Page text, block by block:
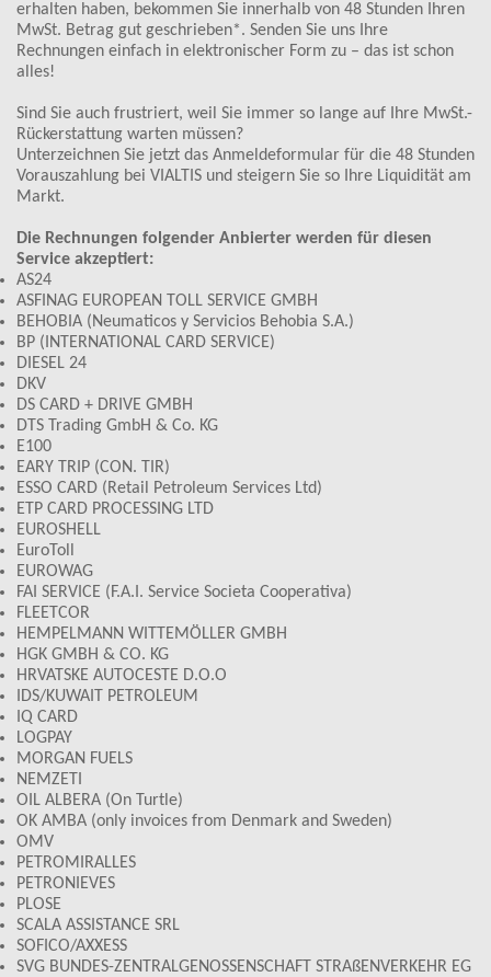
erhalten haben, bekommen Sie innerhalb von 48 Stunden Ihren
MwSt. Betrag gut geschrieben*. Senden Sie uns Ihre
Rechnungen einfach in elektronischer Form zu – das ist schon
alles!
Sind Sie auch frustriert, weil Sie immer so lange auf Ihre MwSt.-
Rückerstattung warten müssen?
Unterzeichnen Sie jetzt das Anmeldeformular für die 48 Stunden
Vorauszahlung bei VIALTIS und steigern Sie so Ihre Liquidität am
Markt.
Die Rechnungen folgender Anbierter werden für diesen
Service akzeptiert:
AS24
ASFINAG EUROPEAN TOLL SERVICE GMBH
BEHOBIA (Neumaticos y Servicios Behobia S.A.)
BP (INTERNATIONAL CARD SERVICE)
DIESEL 24
DKV
DS CARD + DRIVE GMBH
DTS Trading GmbH & Co. KG
E100
EARY TRIP (CON. TIR)
ESSO CARD (Retail Petroleum Services Ltd)
ETP CARD PROCESSING LTD
EUROSHELL
EuroToll
EUROWAG
FAI SERVICE (F.A.I. Service Societa Cooperativa)
FLEETCOR
HEMPELMANN WITTEMÖLLER GMBH
HGK GMBH & CO. KG
HRVATSKE AUTOCESTE D.O.O
IDS/KUWAIT PETROLEUM
IQ CARD
LOGPAY
MORGAN FUELS
NEMZETI
OIL ALBERA (On Turtle)
OK AMBA (only invoices from Denmark and Sweden)
OMV
PETROMIRALLES
PETRONIEVES
PLOSE
SCALA ASSISTANCE SRL
SOFICO/AXXESS
SVG BUNDES-ZENTRALGENOSSENSCHAFT STRAßENVERKEHR EG